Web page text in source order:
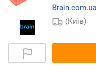
Brain.com.ua
(Київ)